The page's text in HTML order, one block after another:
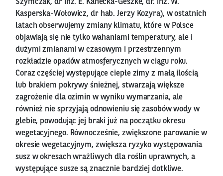
Szymczak, dr inż. E. Kanecka-Geszke, dr. inż. W.
Kasperska-Wołowicz, dr hab. Jerzy Kozyra), w ostatnich
latach obserwujemy zmiany klimatu, które w Polsce
objawiają się nie tylko wahaniami temperatury, ale i
dużymi zmianami w czasowym i przestrzennym
rozkładzie opadów atmosferycznych w ciągu roku.
Coraz częściej występujące ciepłe zimy z małą ilością
lub brakiem pokrywy śnieżnej, stwarzają większe
zagrożenie dla ozimin w wyniku wymarzania, ale
również nie sprzyjają odnowieniu się zasobów wody w
glebie, powodując jej braki już na początku okresu
wegetacyjnego. Równocześnie, zwiększone parowanie w
okresie wegetacyjnym, zwiększa ryzyko występowania
susz w okresach wrażliwych dla roślin uprawnych, a
występujące susze są znacznie bardziej dotkliwe.